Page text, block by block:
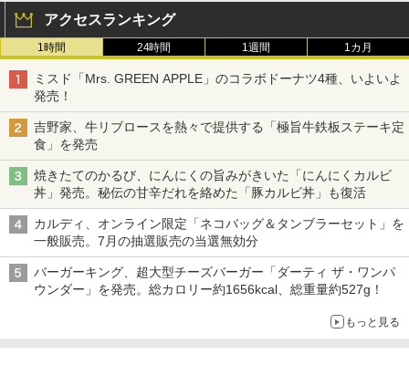
アクセスランキング
1時間 24時間 1週間 1カ月
ミスド「Mrs. GREEN APPLE」のコラボドーナツ4種、いよいよ
発売！
吉野家、牛リブロースを熱々で提供する「極旨牛鉄板ステーキ定
食」を発売
焼きたてのかるび、にんにくの旨みがきいた「にんにくカルビ
丼」発売。秘伝の甘辛だれを絡めた「豚カルビ丼」も復活
カルディ、オンライン限定「ネコバッグ＆タンブラーセット」を
一般販売。7月の抽選販売の当選無効分
バーガーキング、超大型チーズバーガー「ダーティ ザ・ワンパ
ウンダー」を発売。総カロリー約1656kcal、総重量約527g！
もっと見る